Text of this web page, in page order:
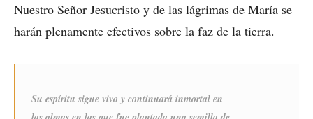
Nuestro Señor Jesucristo y de las lágrimas de María se
harán plenamente efectivos sobre la faz de la tierra.
Su espíritu sigue vivo y continuará inmortal en